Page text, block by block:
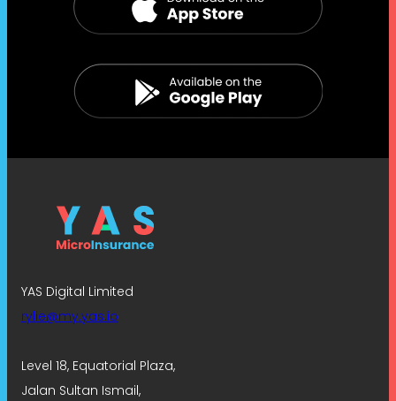
YAS Digital Limited
rylie@my.yas.io
Level 18, Equatorial Plaza,
Jalan Sultan Ismail,